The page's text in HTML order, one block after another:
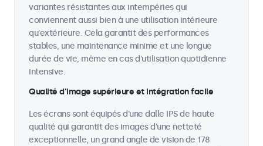
variantes résistantes aux intempéries qui
conviennent aussi bien à une utilisation intérieure
qu'extérieure. Cela garantit des performances
stables, une maintenance minime et une longue
durée de vie, même en cas d'utilisation quotidienne
intensive.
Qualité d’image supérieure et intégration facile
Les écrans sont équipés d'une dalle IPS de haute
qualité qui garantit des images d'une netteté
exceptionnelle, un grand angle de vision de 178